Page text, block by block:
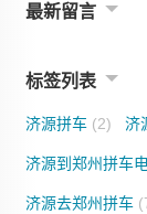
最新留言
标签列表
济源拼车 (2) 济
济源到郑州拼车
济源去郑州拼车